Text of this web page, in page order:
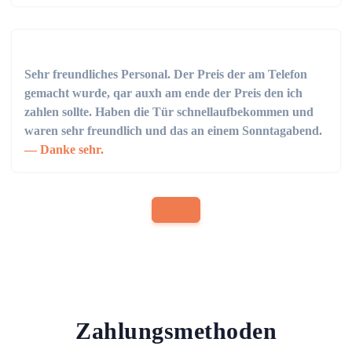
Sehr freundliches Personal. Der Preis der am Telefon
gemacht wurde, qar auxh am ende der Preis den ich
zahlen sollte. Haben die Tür schnellaufbekommen und
waren sehr freundlich und das an einem Sonntagabend.
Danke sehr.
Zahlungsmethoden